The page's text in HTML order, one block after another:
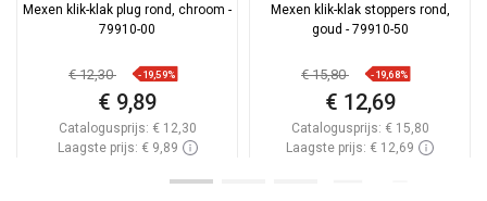
Mexen klik-klak plug rond, chroom -
79910-00
€ 12,30 -19,59%
€ 9,89
Catalogusprijs: € 12,30
Laagste prijs: € 9,89
Mexen klik-klak stoppers rond,
goud - 79910-50
€ 15,80 -19,68%
€ 12,69
Catalogusprijs: € 15,80
Laagste prijs: € 12,69